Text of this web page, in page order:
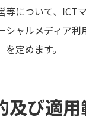
等について、ICT
シャルメディア利
を定めます。
及び適用